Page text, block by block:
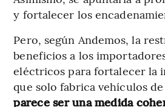
y fortalecer los
Pero, según Andemos, la
beneficios a los
eléctricos para fortalecer la
que solo fabrica vehículos
parece ser una medida